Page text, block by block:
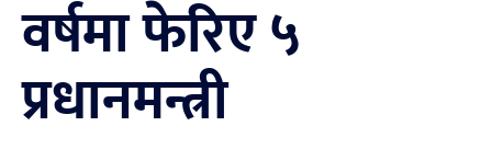
वर्षमा फेरिए ५
प्रधानमन्त्री